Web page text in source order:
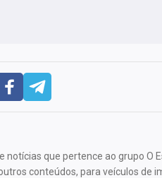
notícias que pertence ao grupo O
conteúdos, para veículos de